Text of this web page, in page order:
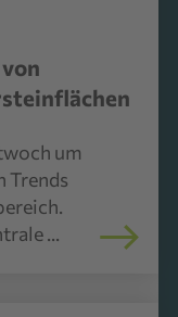
um
Trends
...